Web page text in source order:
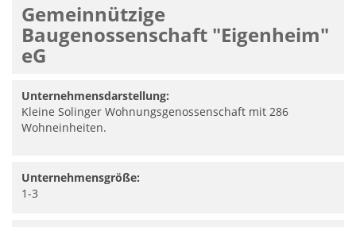
Gemeinnützige
Baugenossenschaft "Eigenheim"
eG
Unternehmensdarstellung:
Kleine Solinger Wohnungsgenossenschaft mit 286
Wohneinheiten.
Unternehmensgröße:
1-3